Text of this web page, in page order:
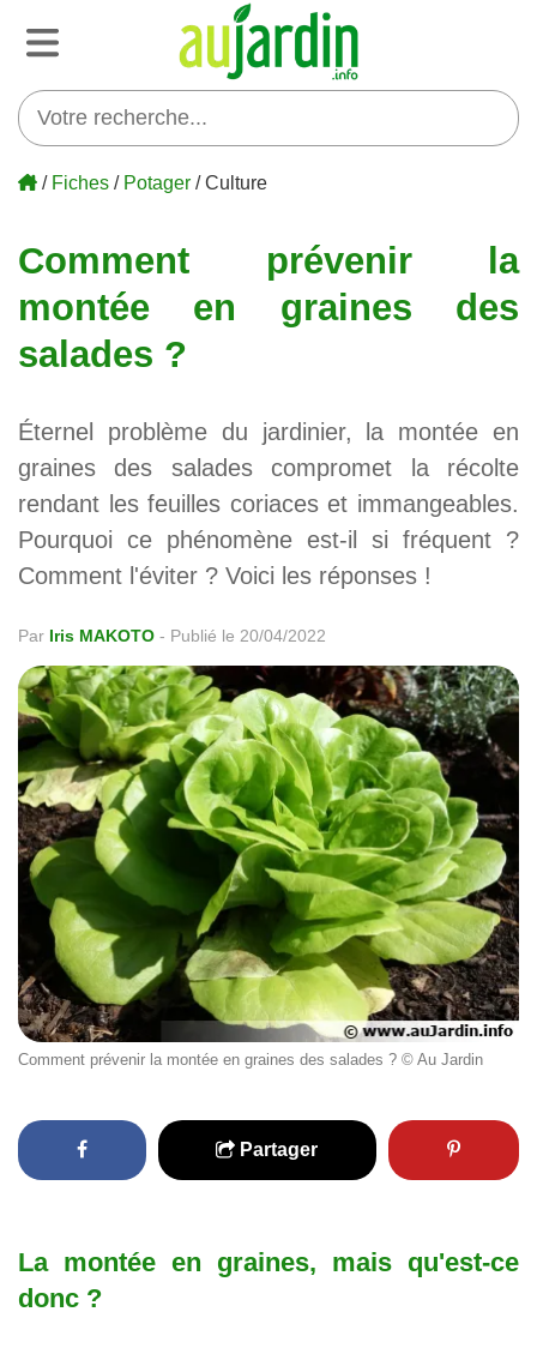
/ Fiches / Potager / Culture
Comment prévenir la
montée en graines des
salades ?
Éternel problème du jardinier, la montée en
graines des salades compromet la récolte
rendant les feuilles coriaces et immangeables.
Pourquoi ce phénomène est-il si fréquent ?
Comment l'éviter ? Voici les réponses !
Par Iris MAKOTO - Publié le 20/04/2022
Comment prévenir la montée en graines des salades ? © Au Jardin
Partager
La montée en graines, mais qu'est-ce
donc ?